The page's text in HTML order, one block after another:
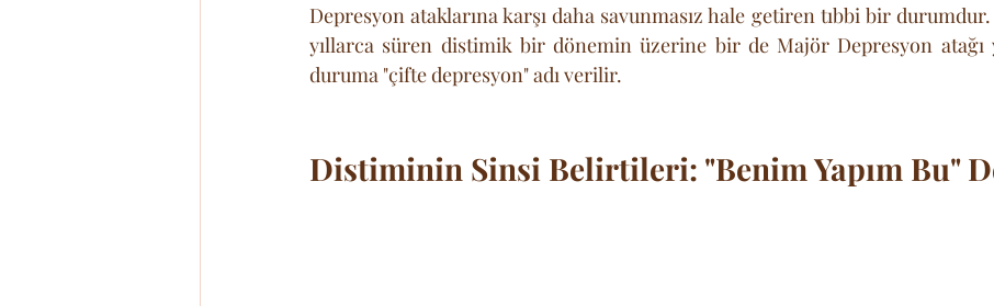
Depresyon ataklarına karşı daha savunmasız hale getiren tıbbi bir
yıllarca süren distimik bir dönemin üzerine bir de Majör Depresyon atağı
duruma "çifte depresyon" adı verilir.
Distiminin Sinsi Belirtileri: "Benim Yapım Bu"